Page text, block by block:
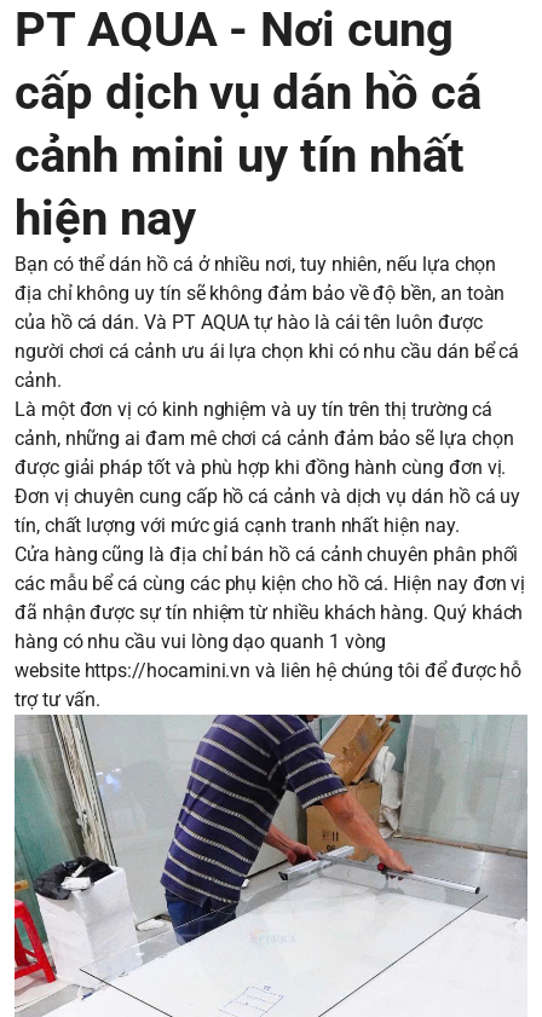
PT AQUA - Nơi cung
cấp dịch vụ dán hồ cá
cảnh mini uy tín nhất
hiện nay
Bạn có thể dán hồ cá ở nhiều nơi, tuy nhiên, nếu lựa chọn
địa chỉ không uy tín sẽ không đảm bảo về độ bền, an toàn
của hồ cá dán. Và PT AQUA tự hào là cái tên luôn được
người chơi cá cảnh ưu ái lựa chọn khi có nhu cầu dán bể cá
cảnh.
Là một đơn vị có kinh nghiệm và uy tín trên thị trường cá
cảnh, những ai đam mê chơi cá cảnh đảm bảo sẽ lựa chọn
được giải pháp tốt và phù hợp khi đồng hành cùng đơn vị.
Đơn vị chuyên cung cấp hồ cá cảnh và dịch vụ dán hồ cá uy
tín, chất lượng với mức giá cạnh tranh nhất hiện nay.
Cửa hàng cũng là địa chỉ bán hồ cá cảnh chuyên phân phối
các mẫu bể cá cùng các phụ kiện cho hồ cá. Hiện nay đơn vị
đã nhận được sự tín nhiệm từ nhiều khách hàng. Quý khách
hàng có nhu cầu vui lòng dạo quanh 1 vòng
website https://hocamini.vn và liên hệ chúng tôi để được hỗ
trợ tư vấn.